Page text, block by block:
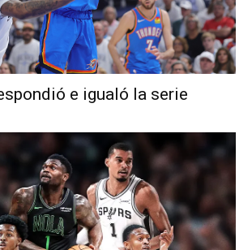
e igualó la serie